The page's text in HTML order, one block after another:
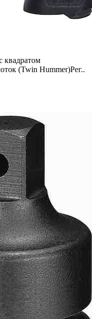
квадратом
(Twin Hummer)Рег..